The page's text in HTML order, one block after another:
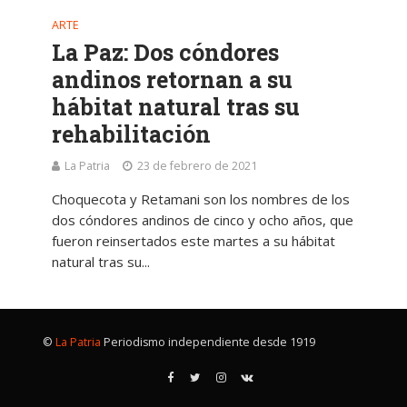
ARTE
La Paz: Dos cóndores
andinos retornan a su
hábitat natural tras su
rehabilitación
La Patria 23 de febrero de 2021
Choquecota y Retamani son los nombres de los
dos cóndores andinos de cinco y ocho años, que
fueron reinsertados este martes a su hábitat
natural tras su...
© La Patria Periodismo independiente desde 1919